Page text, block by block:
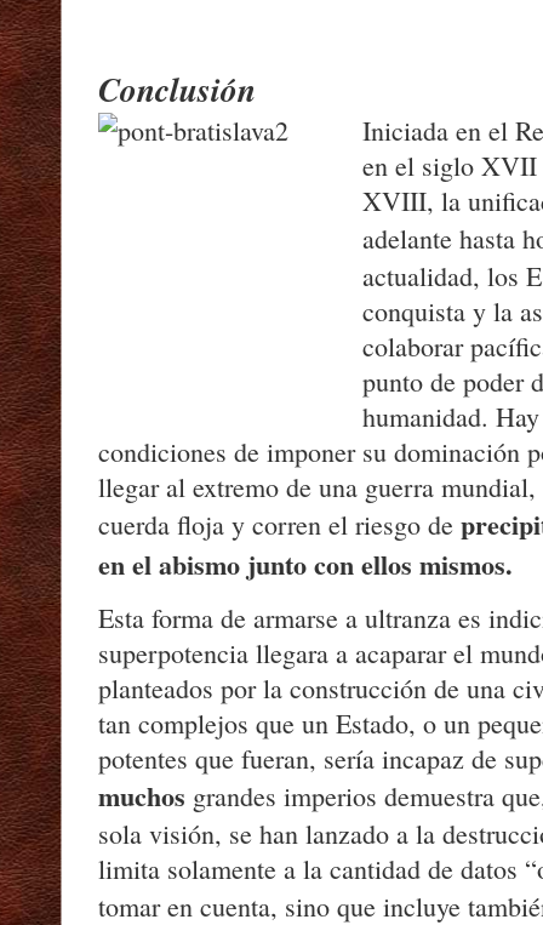
Conclusión
Iniciada en el
en el siglo XVII
XVIII, la
adelante hasta
actualidad, los
conquista y la
colaborar
punto de poder
humanidad.
condiciones de imponer su dominación
llegar al extremo de una guerra
cuerda floja y corren el riesgo de
en el abismo junto con ellos mismos.
Esta forma de armarse a ultranza es
superpotencia llegara a acaparar el
planteados por la construcción de una
tan complejos que un Estado, o un
potentes que fueran, sería incapaz de
muchos grandes imperios demuestra
sola visión, se han lanzado a la
limita solamente a la cantidad de datos
tomar en cuenta, sino que incluye